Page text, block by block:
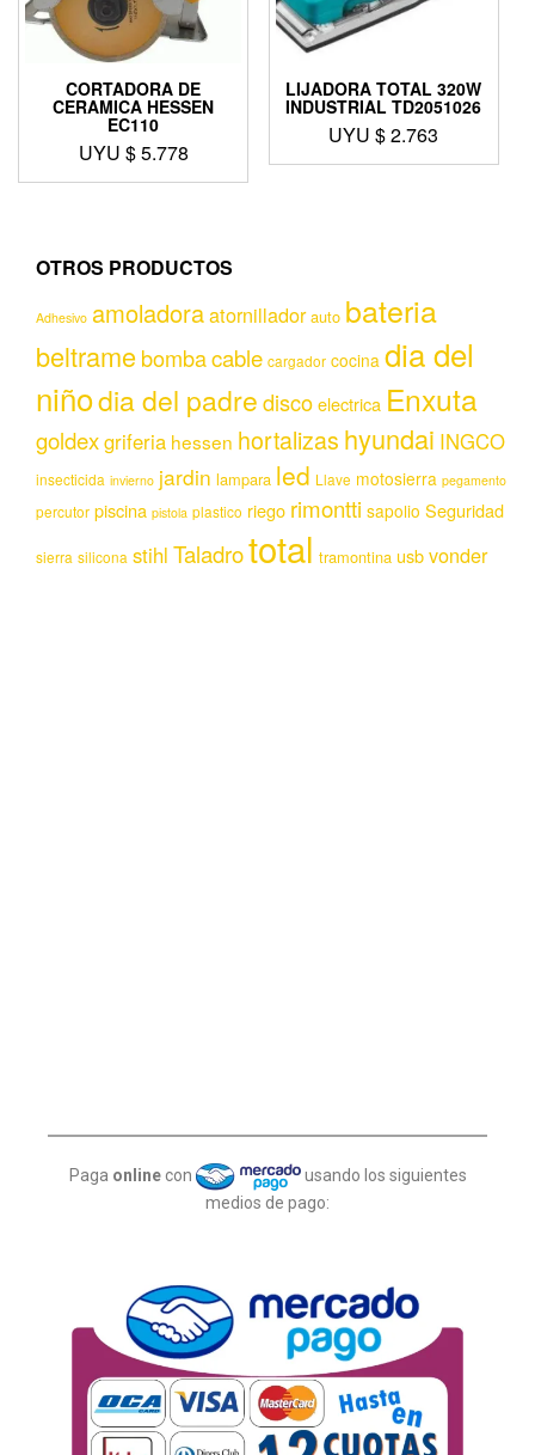
CORTADORA DE
CERAMICA HESSEN
EC110
UYU $5.778
LIJADORA TOTAL 320W
INDUSTRIAL TD2051026
UYU $2.763
OTROS PRODUCTOS
Adhesivo amoladoraatornillador auto bateria
beltramebombacable cargador cocina dia del
niñodia del padrediscoelectrica Enxuta
goldexgriferia hessen hortalizas hyundai INGCO
insecticida invierno jardin lampara led Llave motosierra pegamento
percutor piscina pistola plastico riego rimontti sapolio Seguridad
sierra silicona stihl Taladrototal tramontina usbvonder
Paga online con
usando los siguientes
medios de pago: